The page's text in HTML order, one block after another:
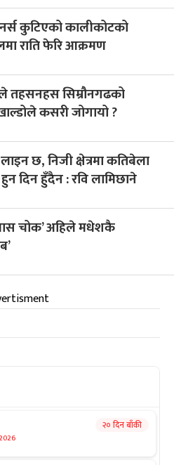
कुटिएको कालीकोटको
राति फेरि आक्रमण
सिम्रौनगढको
कसरी जोगायो ?
लाइन छ, निजी क्षेत्रमा कतिबेला
हुन दिन हुँदैन : रवि लामिछाने
चोक’ अहिले मधेशकै
२० दिन बाँकी